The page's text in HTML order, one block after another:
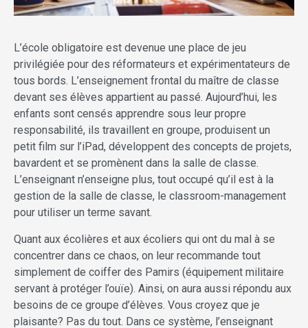
L’école obligatoire est devenue une place de jeu
privilégiée pour des réformateurs et expérimentateurs de
tous bords. L’enseignement frontal du maître de classe
devant ses élèves appartient au passé. Aujourd’hui, les
enfants sont censés apprendre sous leur propre
responsabilité, ils travaillent en groupe, produisent un
petit film sur l’iPad, développent des concepts de projets,
bavardent et se promènent dans la salle de classe.
L’enseignant n’enseigne plus, tout occupé qu’il est à la
gestion de la salle de classe, le classroom-management
pour utiliser un terme savant.
Quant aux écolières et aux écoliers qui ont du mal à se
concentrer dans ce chaos, on leur recommande tout
simplement de coiffer des Pamirs (équipement militaire
servant à protéger l’ouïe). Ainsi, on aura aussi répondu aux
besoins de ce groupe d’élèves. Vous croyez que je
plaisante? Pas du tout. Dans ce système, l’enseignant